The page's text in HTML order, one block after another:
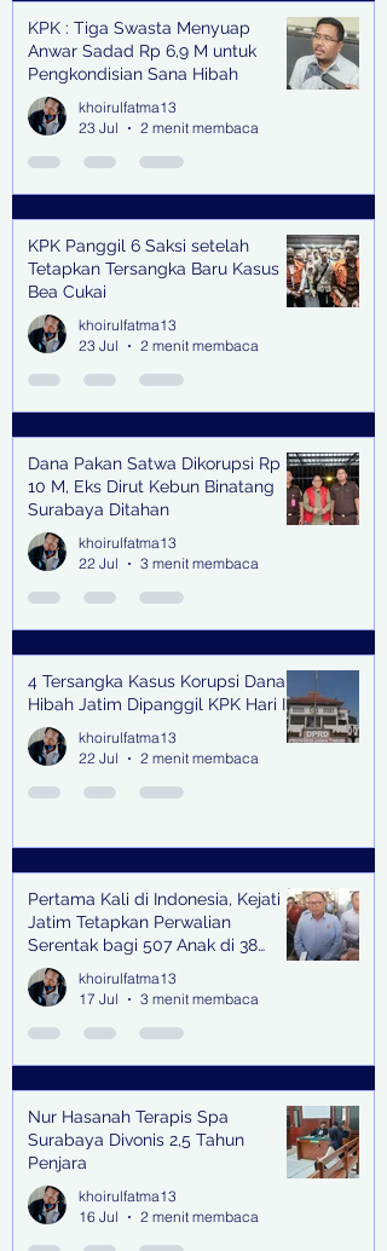
KPK : Tiga Swasta Menyuap
Anwar Sadad Rp 6,9 M untuk
Pengkondisian Sana Hibah
khoirulfatma13
23 Jul
2 menit membaca
KPK Panggil 6 Saksi setelah
Tetapkan Tersangka Baru Kasus
Bea Cukai
khoirulfatma13
23 Jul
2 menit membaca
Dana Pakan Satwa Dikorupsi Rp
10 M, Eks Dirut Kebun Binatang
Surabaya Ditahan
khoirulfatma13
22 Jul
3 menit membaca
4 Tersangka Kasus Korupsi Dana
Hibah Jatim Dipanggil KPK Hari Ini
khoirulfatma13
22 Jul
2 menit membaca
Pertama Kali di Indonesia, Kejati
Jatim Tetapkan Perwalian
Serentak bagi 507 Anak di 38
Kabupaten & Kota
khoirulfatma13
17 Jul
3 menit membaca
Nur Hasanah Terapis Spa
Surabaya Divonis 2,5 Tahun
Penjara
khoirulfatma13
16 Jul
2 menit membaca